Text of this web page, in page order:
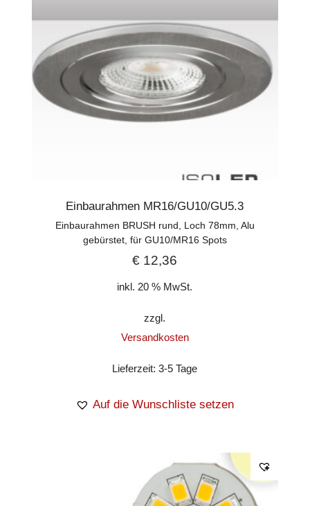
Einbaurahmen MR16/GU10/GU5.3
Einbaurahmen BRUSH rund, Loch 78mm, Alu
gebürstet, für GU10/MR16 Spots
€ 12,36
inkl. 20 % MwSt.
zzgl.
Versandkosten
Lieferzeit:3-5 Tage
Auf die Wunschliste setzen